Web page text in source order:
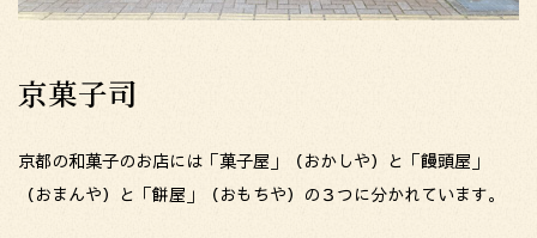
京菓子司
京都の和菓子のお店には「菓子屋」（おかしや）と「饅頭屋」
（おまんや）と「餅屋」（おもちや）の３つに分かれています。